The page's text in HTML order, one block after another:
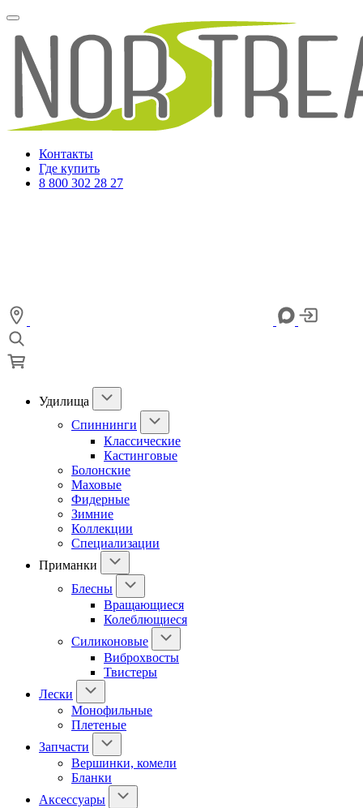
Контакты
Где купить
8 800 302 28 27
Удилища
Спиннинги
Классические
Кастинговые
Болонские
Маховые
Фидерные
Зимние
Коллекции
Специализации
Приманки
Блесны
Вращающиеся
Колеблющиеся
Силиконовые
Виброхвосты
Твистеры
Лески
Монофильные
Плетеные
Запчасти
Вершинки, комели
Бланки
Аксессуары